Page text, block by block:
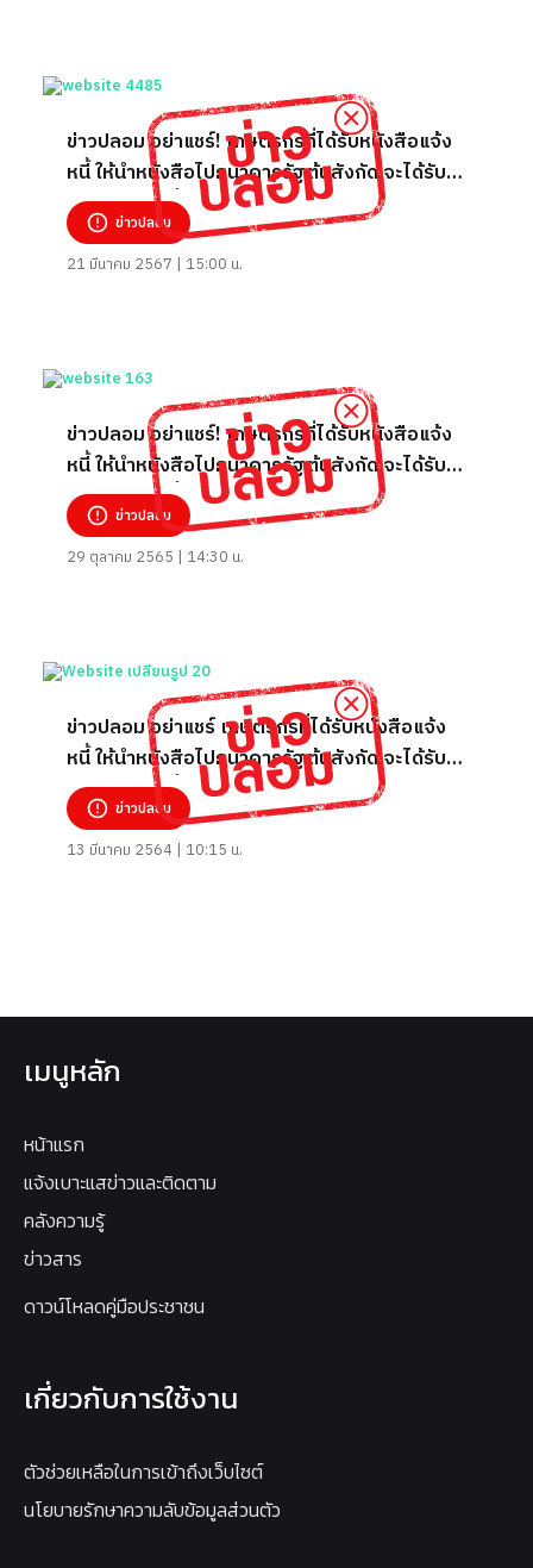
ข่าวปลอม อย่าแชร์! เกษตรกรที่ได้รับหนังสือแจ้ง
หนี้ ให้นำหนังสือไปธนาคารรัฐต้นสังกัด จะได้รับ
เงินสดปลดหนี้
ข่าวปลอม
21 มีนาคม 2567 | 15:00 น.
ข่าวปลอม อย่าแชร์! เกษตรกรที่ได้รับหนังสือแจ้ง
หนี้ ให้นำหนังสือไปธนาคารรัฐต้นสังกัด จะได้รับ
เงินสดปลดหนี้
ข่าวปลอม
29 ตุลาคม 2565 | 14:30 น.
ข่าวปลอม อย่าแชร์ เกษตรกรที่ได้รับหนังสือแจ้ง
หนี้ ให้นำหนังสือไปธนาคารรัฐต้นสังกัด จะได้รับ
เงินสดปลดหนี้
ข่าวปลอม
13 มีนาคม 2564 | 10:15 น.
เมนูหลัก
หน้าแรก
แจ้งเบาะแสข่าวและติดตาม
คลังความรู้
ข่าวสาร
ดาวน์โหลดคู่มือประชาชน
เกี่ยวกับการใช้งาน
ตัวช่วยเหลือในการเข้าถึงเว็บไซต์
นโยบายรักษาความลับข้อมูลส่วนตัว